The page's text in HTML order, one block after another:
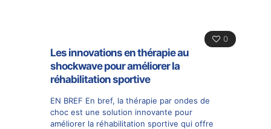
0
Les innovations en thérapie au
shockwave pour améliorer la
réhabilitation sportive
EN BREF En bref, la thérapie par ondes de
choc est une solution innovante pour
améliorer la réhabilitation sportive qui offre